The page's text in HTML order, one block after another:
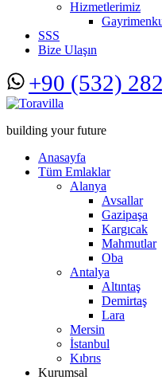
Hizmetlerimiz
SSS
Bize Ulaşın
+90 (532)
building your future
Anasayfa
Tüm Emlaklar
Alanya
Avsallar
Gazipaşa
Kargıcak
Mahmutlar
Oba
Antalya
Altıntaş
Demirtaş
Lara
Mersin
İstanbul
Kıbrıs
Kurumsal